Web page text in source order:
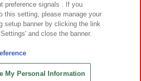
Namco Amusement Inc.
Namco Amusement Lab Inc.
Co., Ltd. All Rights Reserved.
preference signals . If you
this setting, please manage your
setup banner by clicking the link
and close the banner.
My Personal Information